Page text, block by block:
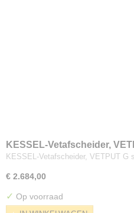
KESSEL-Vetafscheider,
KESSEL-Vetafscheider, VETPUT G
€ 2.684,00
✓ Op voorraad